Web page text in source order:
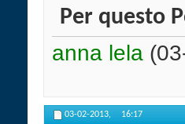
Per questo
anna lela
03-02-2013, 16:17